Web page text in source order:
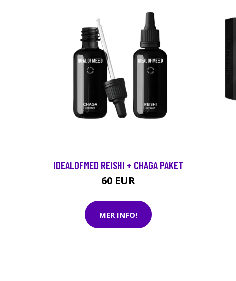
IDEALOFMED REISHI + CHAGA PAKET
60 EUR
MER INFO!